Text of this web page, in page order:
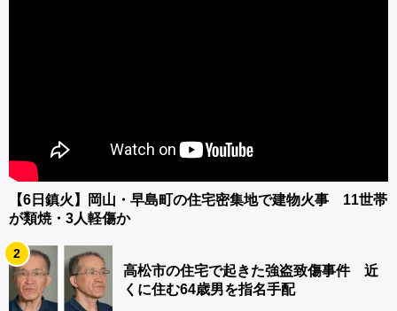
【6日鎮火】岡山・早島町の住宅密集地で建物火事 11世帯
が類焼・3人軽傷か
2
高松市の住宅で起きた強盗致傷事件 近
くに住む64歳男を指名手配